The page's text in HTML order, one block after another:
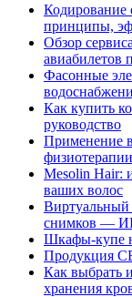
Кодирование
принципы,
Обзор
авиабилетов
Фасонные
Как купить
руководство
Применение
Mesolin Hair:
ваших волос
Виртуальный
снимков —
Шкафы-купе
Продукция
Как выбрать
хранения